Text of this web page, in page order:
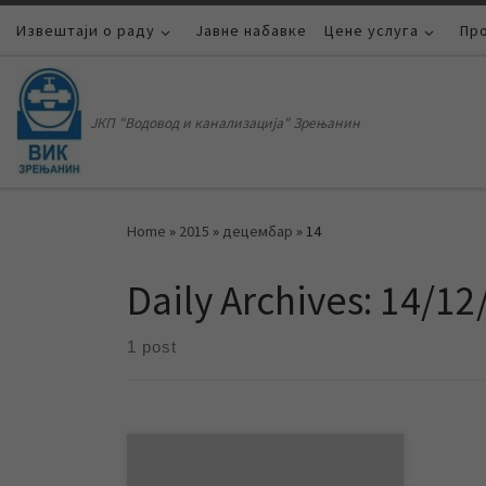
Skip to content
Извештаји о раду Јавне набавке Цене услуга
ЈКП "Водовод и канализација" Зрењанин
Home » 2015 » децембар » 14
Daily Archives: 14/
1 post